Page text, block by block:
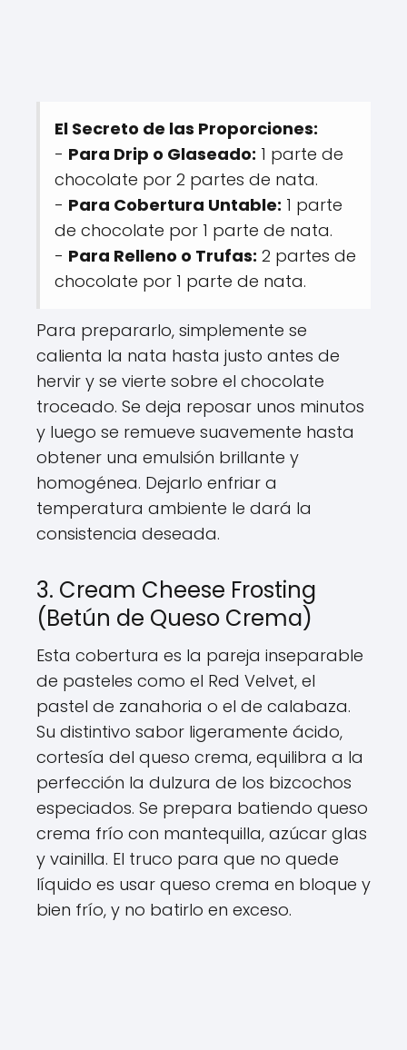
El Secreto de las Proporciones:
- Para Drip o Glaseado: 1 parte de
chocolate por 2 partes de nata.
- Para Cobertura Untable: 1 parte
de chocolate por 1 parte de nata.
- Para Relleno o Trufas: 2 partes de
chocolate por 1 parte de nata.
Para prepararlo, simplemente se
calienta la nata hasta justo antes de
hervir y se vierte sobre el chocolate
troceado. Se deja reposar unos minutos
y luego se remueve suavemente hasta
obtener una emulsión brillante y
homogénea. Dejarlo enfriar a
temperatura ambiente le dará la
consistencia deseada.
3. Cream Cheese Frosting
(Betún de Queso Crema)
Esta cobertura es la pareja inseparable
de pasteles como el Red Velvet, el
pastel de zanahoria o el de calabaza.
Su distintivo sabor ligeramente ácido,
cortesía del queso crema, equilibra a la
perfección la dulzura de los bizcochos
especiados. Se prepara batiendo queso
crema frío con mantequilla, azúcar glas
y vainilla. El truco para que no quede
líquido es usar queso crema en bloque y
bien frío, y no batirlo en exceso.